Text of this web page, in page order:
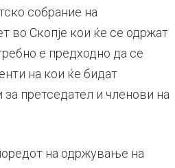
собрание на
во Скопје кои ќе се одржат
е предходно да се
на кои ќе бидат
претседател и членови на
на одржување на